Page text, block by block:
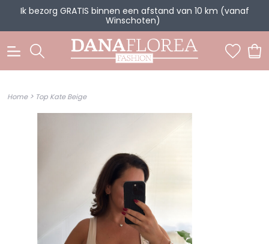
Ik bezorg GRATIS binnen een afstand van 10 km (vanaf
Winschoten)
Home> Top Kate Beige